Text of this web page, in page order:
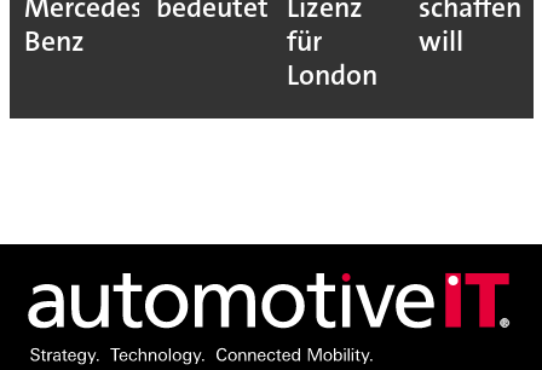
Benz
für
London
will